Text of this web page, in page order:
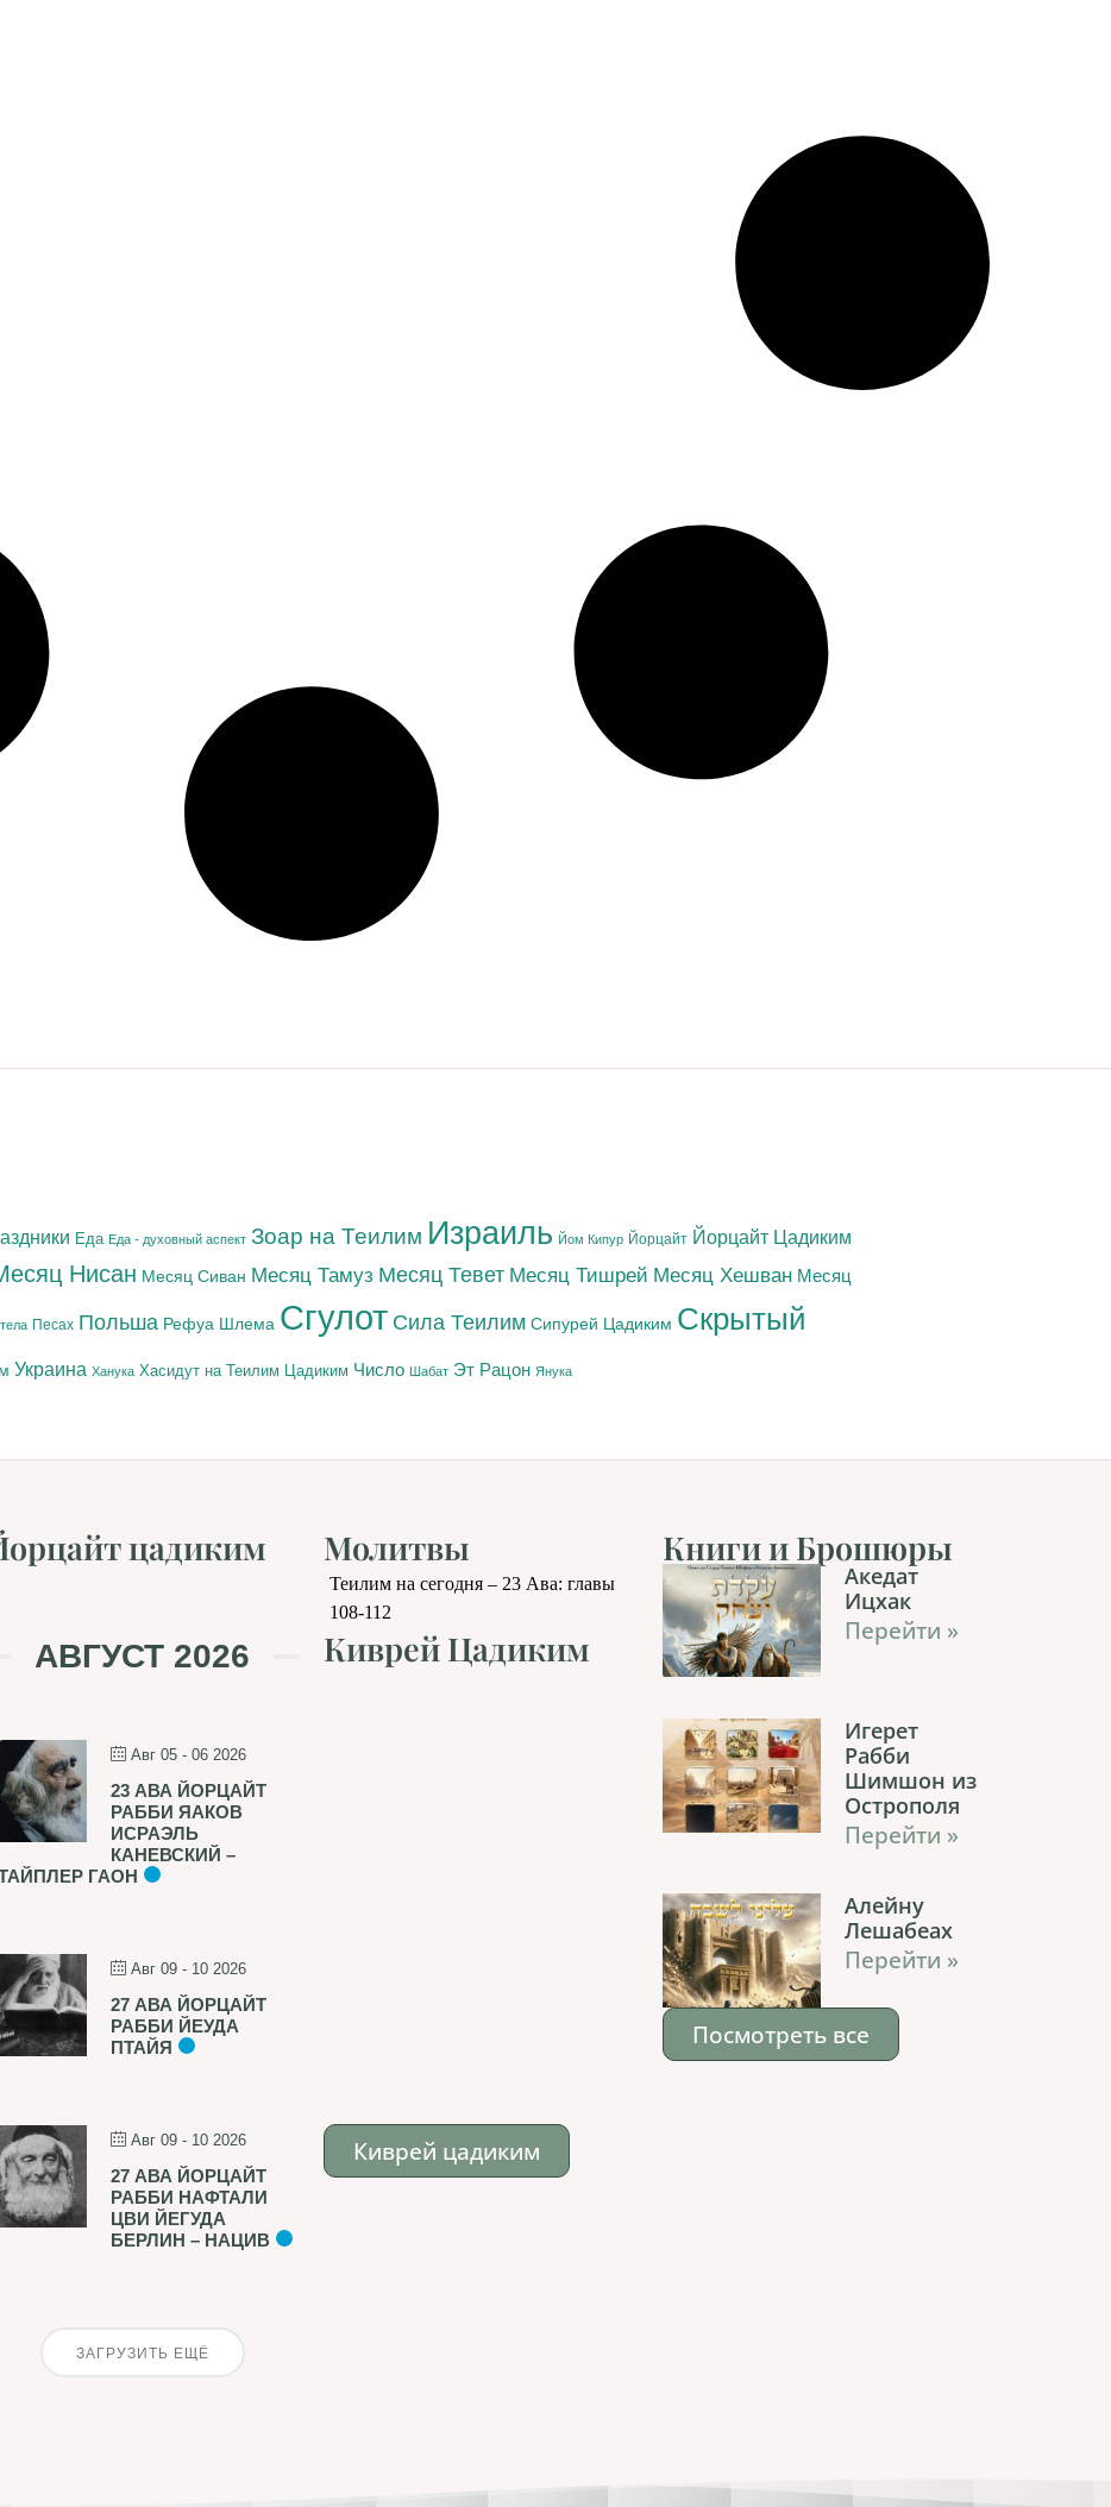
Еда Еда - духовный аспект Зоар на Теилим Израиль Йом Кипур Йорцайт Йорцайт Цадиким
Нисан Месяц Сиван Месяц Тамуз Месяц Тевет Месяц Тишрей Месяц Хешван Месяц
Песах Польша Рефуа Шлема Сгулот Сила Теилим Сипурей Цадиким Скрытый
Украина Ханука Хасидут на Теилим Цадиким Число Шабат Эт Рацон Янука
цадиким
АВГУСТ 2026
Авг 05 - 06 2026
23 АВА ЙОРЦАЙТ
РАББИ ЯАКОВ
ИСРАЭЛЬ
КАНЕВСКИЙ –
ГАОН
Авг 09 - 10 2026
27 АВА ЙОРЦАЙТ
РАББИ ЙЕУДА
ПТАЙЯ
Авг 09 - 10 2026
27 АВА ЙОРЦАЙТ
РАББИ НАФТАЛИ
ЦВИ ЙЕГУДА
БЕРЛИН – НАЦИВ
ЗАГРУЗИТЬ ЕЩЁ
Молитвы
Теилим на сегодня – 23 Ава: главы
108-112
Киврей Цадиким
Киврей цадиким
Книги и Брошюры
Акедат
Ицхак
Перейти »
Игерет
Рабби
Шимшон из
Острополя
Перейти »
Алейну
Лешабеах
Перейти »
Посмотреть все